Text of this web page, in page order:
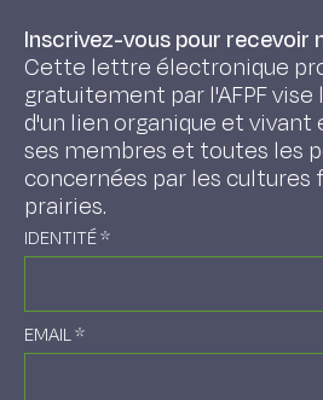
Inscrivez-vous pour recevoir
Cette lettre électronique
gratuitement par l'AFPF vise
d'un lien organique et
ses membres et toutes les
concernées par les cultures
prairies.
IDENTITÉ*
EMAIL*